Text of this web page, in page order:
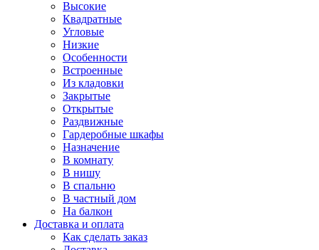
Высокие
Квадратные
Угловые
Низкие
Особенности
Встроенные
Из кладовки
Закрытые
Открытые
Раздвижные
Гардеробные шкафы
Назначение
В комнату
В нишу
В спальню
В частный дом
На балкон
Доставка и оплата
Как сделать заказ